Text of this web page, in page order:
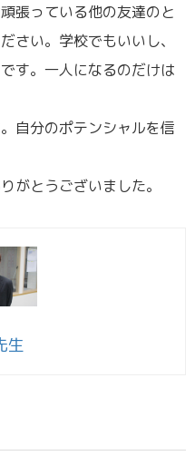
張っている他の友達のと
さい。学校でもいいし、
す。一人になるのだけは
自分のポテンシャルを信
がとうございました。
生